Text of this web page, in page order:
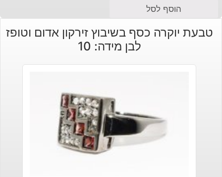
המקורי
היה:
הנוכחי
הוא:
הוסף לסל
טבעת יוקרה כסף בשיבוץ זירקון אדום וטופז
לבן מידה: 10